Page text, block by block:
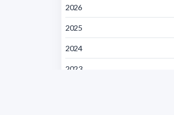
2026
2025
2024
2023